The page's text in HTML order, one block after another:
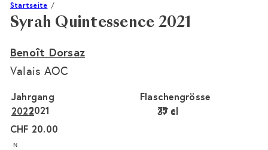
Startseite
Syrah Quintessence 2021
Benoît Dorsaz
Valais AOC
Flaschengrösse
75 cl
37 cl
Jahrgang
2021
2022
Normaler
Preis
CHF 20.00
N